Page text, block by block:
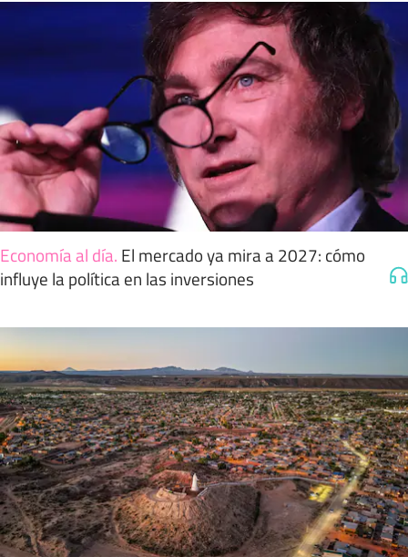
Economía al día. El mercado ya mira a 2027: cómo
influye la política en las inversiones